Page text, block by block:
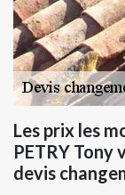
Les prix les
PETRY
devis